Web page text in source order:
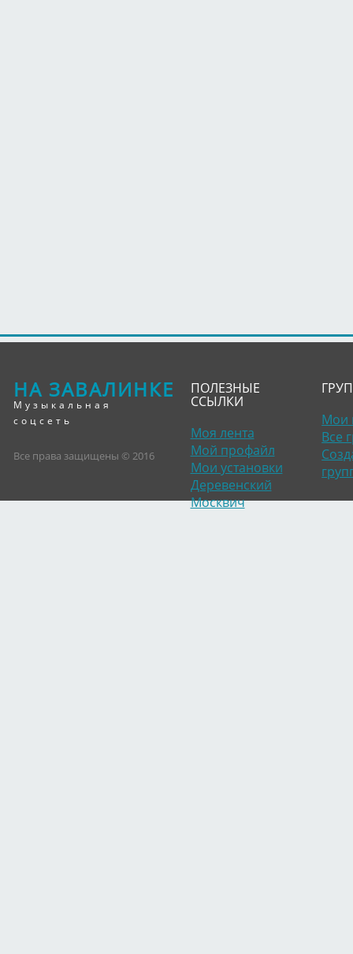
НА ЗАВАЛИНКЕ
Музыкальная
соцсеть
Все права защищены © 2016
ПОЛЕЗНЫЕ
ССЫЛКИ
Моя лента
Мой профайл
Мои установки
Деревенский
Москвич
Мои
Все